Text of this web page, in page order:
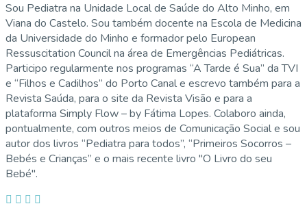
Sou Pediatra na Unidade Local de Saúde do Alto Minho, em
Viana do Castelo. Sou também docente na Escola de Medicina
da Universidade do Minho e formador pelo European
Ressuscitation Council na área de Emergências Pediátricas.
Participo regularmente nos programas “A Tarde é Sua” da TVI
e “Filhos e Cadilhos” do Porto Canal e escrevo também para a
Revista Saúda, para o site da Revista Visão e para a
plataforma Simply Flow – by Fátima Lopes. Colaboro ainda,
pontualmente, com outros meios de Comunicação Social e sou
autor dos livros “Pediatra para todos”, “Primeiros Socorros –
Bebés e Crianças” e o mais recente livro "O Livro do seu
Bebé".